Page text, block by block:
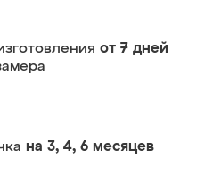
от 7 дней
на 3, 4, 6 месяцев